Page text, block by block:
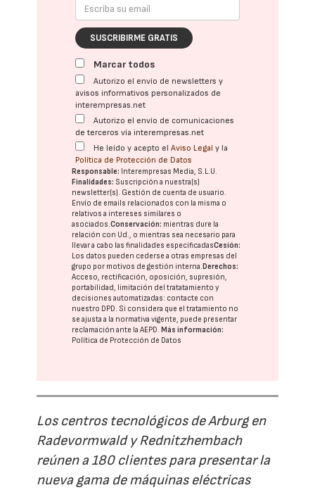
SUSCRIBIRME GRATIS
Marcar todos
Autorizo el envío de newsletters y
avisos informativos personalizados de
interempresas.net
Autorizo el envío de comunicaciones
de terceros vía interempresas.net
He leído y acepto elAviso Legal y la
Política de Protección de Datos
Responsable: Interempresas Media, S.L.U.
Finalidades: Suscripción a nuestra(s)
newsletter(s). Gestión de cuenta de usuario.
Envío de emails relacionados con la misma o
relativos a intereses similares o
asociados.Conservación: mientras dure la
relación con Ud., o mientras sea necesario para
llevar a cabo las finalidades especificadasCesión:
Los datos pueden cederse a otras empresas del
grupo por motivos de gestión interna. Derechos:
Acceso, rectificación, oposición, supresión,
portabilidad, limitación del tratatamiento y
decisiones automatizadas: contacte con
nuestro DPD. Si considera que el tratamiento no
se ajusta a la normativa vigente, puede presentar
reclamación ante laAEPD. Más información:
Política de Protección de Datos
Los centros tecnológicos de Arburg en
Radevormwald y Rednitzhembach
reúnen a 180 clientes para presentar la
nueva gama de máquinas eléctricas